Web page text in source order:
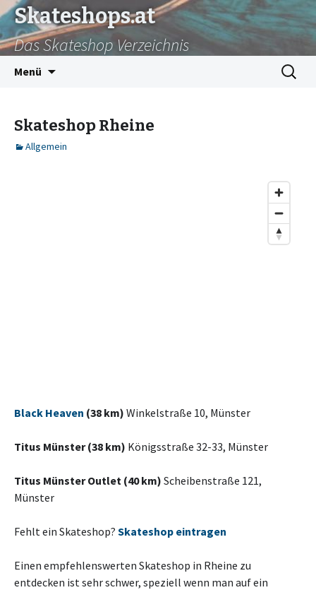
Skateshops.at
Das Skateshop Verzeichnis
Menü
Suchen
nach:
Skateshop Rheine
Allgemein
Black Heaven (38 km) Winkelstraße 10, Münster
Titus Münster (38 km) Königsstraße 32-33, Münster
Titus Münster Outlet (40 km) Scheibenstraße 121,
Münster
Fehlt ein Skateshop? Skateshop eintragen
Einen empfehlenswerten Skateshop in Rheine zu
entdecken ist sehr schwer, speziell wenn man auf ein